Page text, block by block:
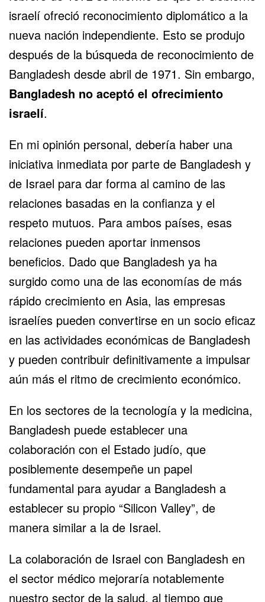
israelí ofreció reconocimiento diplomático a la
nueva nación independiente. Esto se produjo
después de la búsqueda de reconocimiento de
Bangladesh desde abril de 1971. Sin embargo,
Bangladesh no aceptó el ofrecimiento
israelí.
En mi opinión personal, debería haber una
iniciativa inmediata por parte de Bangladesh y
de Israel para dar forma al camino de las
relaciones basadas en la confianza y el
respeto mutuos. Para ambos países, esas
relaciones pueden aportar inmensos
beneficios. Dado que Bangladesh ya ha
surgido como una de las economías de más
rápido crecimiento en Asia, las empresas
israelíes pueden convertirse en un socio eficaz
en las actividades económicas de Bangladesh
y pueden contribuir definitivamente a impulsar
aún más el ritmo de crecimiento económico.
En los sectores de la tecnología y la medicina,
Bangladesh puede establecer una
colaboración con el Estado judío, que
posiblemente desempeñe un papel
fundamental para ayudar a Bangladesh a
establecer su propio “Silicon Valley”, de
manera similar a la de Israel.
La colaboración de Israel con Bangladesh en
el sector médico mejoraría notablemente
nuestro sector de la salud, al tiempo que